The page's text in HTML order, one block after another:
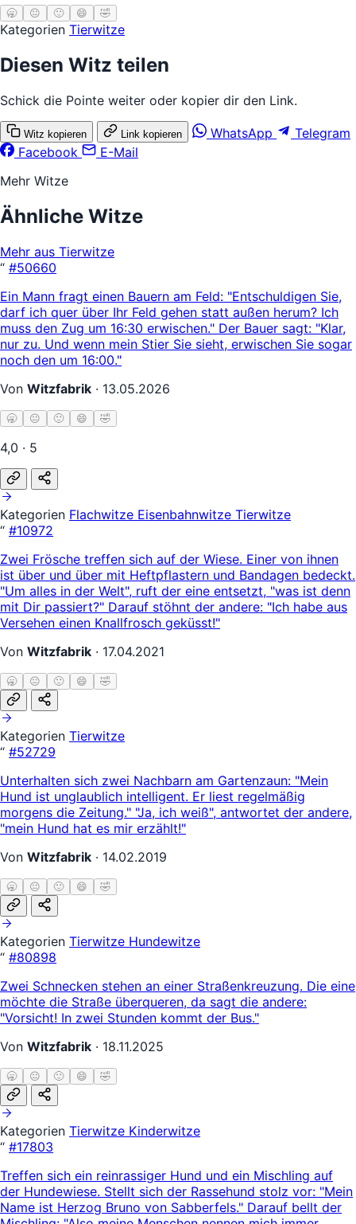
🥱 😐 🙂 😄 🤣
Kategorien Tierwitze
Diesen Witz teilen
Schick die Pointe weiter oder kopier dir den Link.
Witz kopieren Link kopieren WhatsApp
Telegram
Facebook
E-Mail
Mehr Witze
Ähnliche Witze
Mehr aus Tierwitze
“ #50660
Ein Mann fragt einen Bauern am Feld: "Entschuldigen Sie,
darf ich quer über Ihr Feld gehen statt außen herum? Ich
muss den Zug um 16:30 erwischen." Der Bauer sagt: "Klar,
nur zu. Und wenn mein Stier Sie sieht, erwischen Sie sogar
noch den um 16:00."
Von Witzfabrik · 13.05.2026
🥱 😐 🙂 😄 🤣
4,0 · 5
Kategorien Flachwitze Eisenbahnwitze Tierwitze
“ #10972
Zwei Frösche treffen sich auf der Wiese. Einer von ihnen
ist über und über mit Heftpflastern und Bandagen bedeckt.
"Um alles in der Welt", ruft der eine entsetzt, "was ist denn
mit Dir passiert?" Darauf stöhnt der andere: "Ich habe aus
Versehen einen Knallfrosch geküsst!"
Von Witzfabrik · 17.04.2021
🥱 😐 🙂 😄 🤣
Kategorien Tierwitze
“ #52729
Unterhalten sich zwei Nachbarn am Gartenzaun: "Mein
Hund ist unglaublich intelligent. Er liest regelmäßig
morgens die Zeitung." "Ja, ich weiß", antwortet der andere,
"mein Hund hat es mir erzählt!"
Von Witzfabrik · 14.02.2019
🥱 😐 🙂 😄 🤣
Kategorien Tierwitze Hundewitze
“ #80898
Zwei Schnecken stehen an einer Straßenkreuzung. Die eine
möchte die Straße überqueren, da sagt die andere:
"Vorsicht! In zwei Stunden kommt der Bus."
Von Witzfabrik · 18.11.2025
🥱 😐 🙂 😄 🤣
Kategorien Tierwitze Kinderwitze
“ #17803
Treffen sich ein reinrassiger Hund und ein Mischling auf
der Hundewiese. Stellt sich der Rassehund stolz vor: "Mein
Name ist Herzog Bruno von Sabberfels." Darauf bellt der